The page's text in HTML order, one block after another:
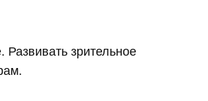
Развивать зрительное